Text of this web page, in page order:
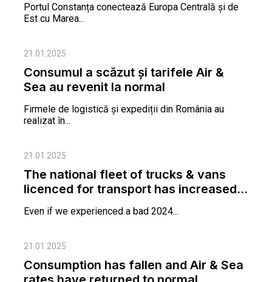
Portul Constanța conectează Europa Centrală și de
Est cu Marea...
21.01.2025
Consumul a scăzut și tarifele Air &
Sea au revenit la normal
Firmele de logistică și expediții din România au
realizat în...
21.01.2025
The national fleet of trucks & vans
licenced for transport has increased...
Even if we experienced a bad 2024...
21.01.2025
Consumption has fallen and Air & Sea